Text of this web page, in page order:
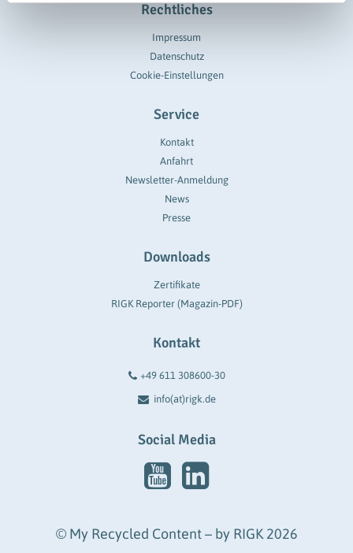
Rechtliches
Impressum
Datenschutz
Cookie-Einstellungen
Service
Kontakt
Anfahrt
Newsletter-Anmeldung
News
Presse
Downloads
Zertifikate
RIGK Reporter (Magazin-PDF)
Kontakt
+49 611 308600-30
info(at)rigk.de
Social Media
© My Recycled Content – by RIGK 2026